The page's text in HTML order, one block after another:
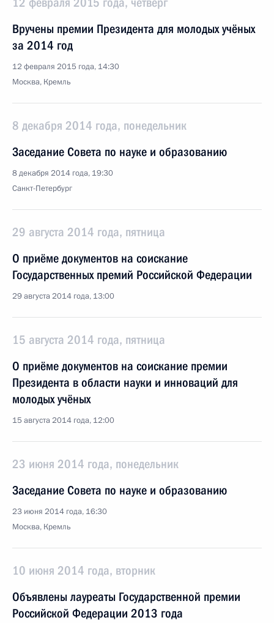
Вручены премии Президента для молодых учёных
за 2014 год
12 февраля 2015 года, 14:30
Москва, Кремль
8 декабря 2014 года, понедельник
Заседание Совета по науке и образованию
8 декабря 2014 года, 19:30
Санкт-Петербург
29 августа 2014 года, пятница
О приёме документов на соискание
Государственных премий Российской Федерации
29 августа 2014 года, 13:00
15 августа 2014 года, пятница
О приёме документов на соискание премии
Президента в области науки и инноваций для
молодых учёных
15 августа 2014 года, 12:00
23 июня 2014 года, понедельник
Заседание Совета по науке и образованию
23 июня 2014 года, 16:30
Москва, Кремль
10 июня 2014 года, вторник
Объявлены лауреаты Государственной премии
Российской Федерации 2013 года